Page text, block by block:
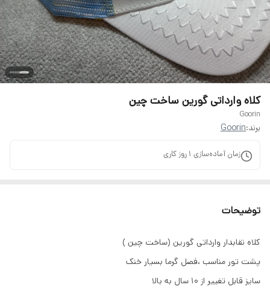
کلاه وارداتی گورین ساخت چین
Goorin
برند:Goorin
زمان آماده‌سازی 1 روز کاری
توضیحات
کلاه نقابدار وارداتی گورین (ساخت چین )
پشت تور مناسب ،فصل گرما بسیار خنک
سایز قابل تغییر از ۱۰ سال به بالا